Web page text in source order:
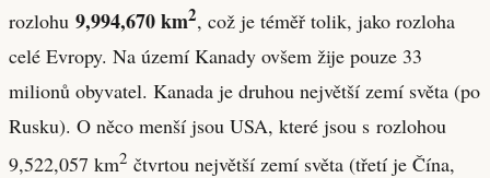
rozlohu 9,994,670 km2, což je téměř tolik, jako rozloha
celé Evropy. Na území Kanady ovšem žije pouze 33
milionů obyvatel. Kanada je druhou největší zemí světa (po
Rusku). O něco menší jsou USA, které jsou s rozlohou
9,522,057 km2 čtvrtou největší zemí světa (třetí je Čína,